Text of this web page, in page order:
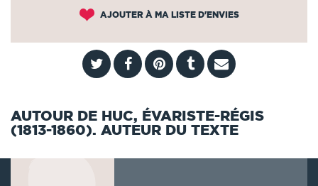
AJOUTER À MA LISTE D'ENVIES
AUTOUR DE HUC, ÉVARISTE-RÉGIS
(1813-1860). AUTEUR DU TEXTE